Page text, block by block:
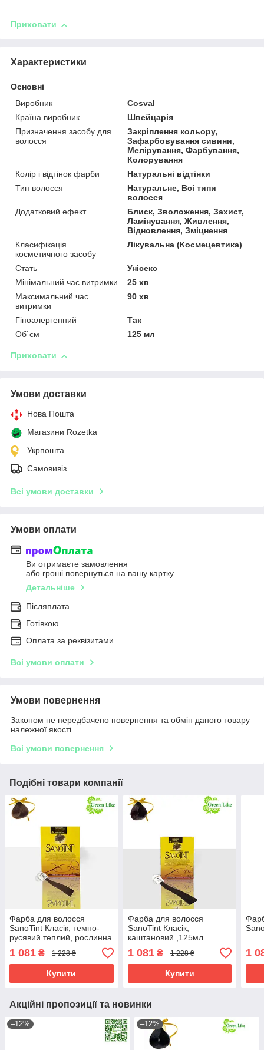
Приховати
Характеристики
Основні
Виробник
Cosval
Країна виробник
Швейцарія
Призначення засобу для
волосся
Закріплення кольору,
Зафарбовування сивини,
Мелірування, Фарбування,
Колорування
Колір і відтінок фарби
Натуральні відтінки
Тип волосся
Натуральне, Всі типи
волосся
Додатковий ефект
Блиск, Зволоження, Захист,
Ламінування, Живлення,
Відновлення, Зміцнення
Класифікація
косметичного засобу
Лікувальна (Космецевтика)
Стать
Унісекс
Мінімальний час витримки
25 хв
Максимальний час
витримки
90 хв
Гіпоалергенний
Так
Об`єм
125 мл
Приховати
Умови доставки
Нова Пошта
Магазини Rozetka
Укрпошта
Самовивіз
Всі умови доставки
Умови оплати
Ви отримаєте замовлення
або гроші повернуться на вашу картку
Детальніше
Післяплата
Готівкою
Оплата за реквізитами
Всі умови оплати
Умови повернення
Законом не передбачено повернення та обмін даного товару
належної якості
Всі умови повернення
Подібні товари компанії
Фарба для волосся
SanoTint Класік, темно-
русявий теплий, рослинна
1 081 ₴ 1 228 ₴
Купити
Фарба для волосся
SanoTint Класік,
каштановий ,125мл.
1 081₴ 1 228 ₴
Купити
1
Акційні пропозиції та новинки
–12% –12%